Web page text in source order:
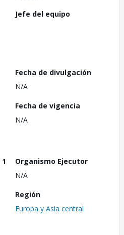
Jefe del equipo
Fecha de divulgación
N/A
Fecha de vigencia
N/A
1
Organismo Ejecutor
N/A
Región
Europa y Asia central